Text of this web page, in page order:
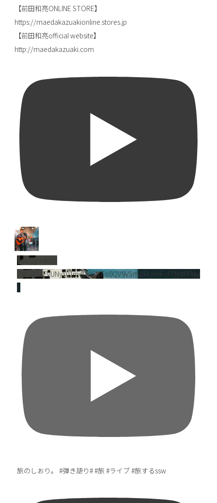
【前田和亮ONLINE STORE】
https://maedakazuakionline.stores.jp
【前田和亮official website】
http://maedakazuaki.com
YouTube動画
VVVnY3dFVUNyY01mdDdGMEo0QV9VSmZRLm9FcFQydFFYejl
F
旅のしおり。 #弾き語り# #旅 #ライブ #旅するssw